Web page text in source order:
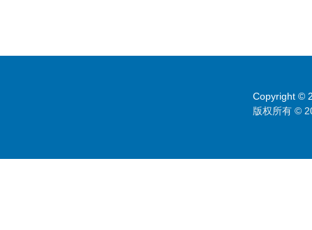
Copyright ©
版权所有 ©